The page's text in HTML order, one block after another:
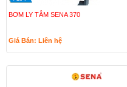
BƠM LY TÂM SENA 370
Giá Bán: Liên hệ